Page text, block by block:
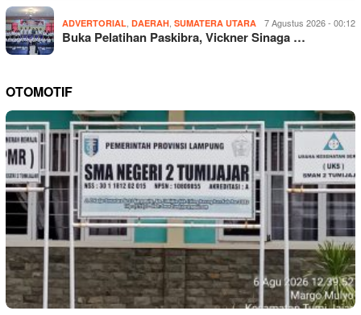
ADVERTORIAL, DAERAH, SUMATERA UTARA 7 Agustus 2026 - 00:12
Buka Pelatihan Paskibra, Vickner Sinaga …
OTOMOTIF